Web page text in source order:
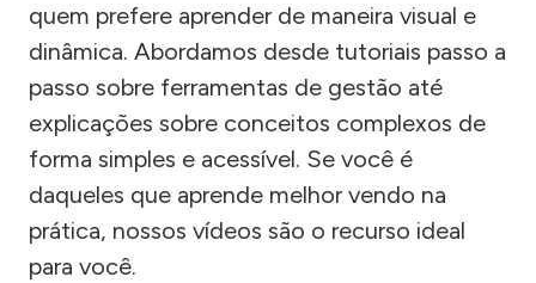
quem prefere aprender de maneira visual e
dinâmica. Abordamos desde tutoriais passo a
passo sobre ferramentas de gestão até
explicações sobre conceitos complexos de
forma simples e acessível. Se você é
daqueles que aprende melhor vendo na
prática, nossos vídeos são o recurso ideal
para você.